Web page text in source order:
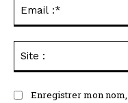
Enregistrer mon